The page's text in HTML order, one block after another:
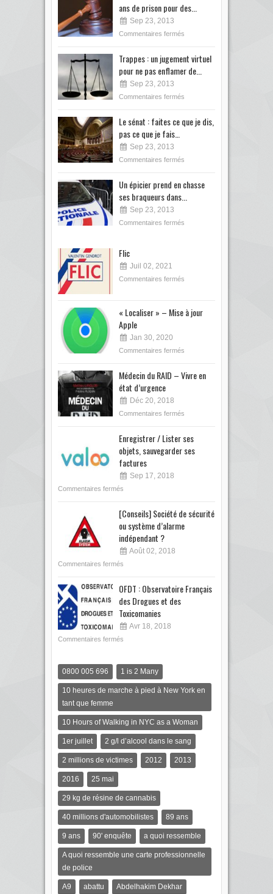
ans de prison pour des...
Sep 23, 2013
Commentaires fermés
Trappes : un jugement virtuel
pour ne pas enflamer de...
Sep 23, 2013
Commentaires fermés
Le sénat : faites ce que je dis,
pas ce que je fais…
Sep 23, 2013
Commentaires fermés
Un épicier prend en chasse
ses braqueurs dans...
Sep 23, 2013
Commentaires fermés
Flic
Juil 02, 2021
Commentaires fermés
« Localiser » – Mise à jour
Apple
Jan 30, 2020
Commentaires fermés
Médecin du RAID – Vivre en
état d’urgence
Déc 20, 2018
Commentaires fermés
Enregistrer / Lister ses
objets, sauvegarder ses
factures
Sep 17, 2018
Commentaires fermés
[Conseils] Société de sécurité
ou système d’alarme
indépendant ?
Août 02, 2018
Commentaires fermés
OFDT : Observatoire Français
des Drogues et des
Toxicomanies
Avr 18, 2018
Commentaires fermés
0800 005 696 1 is 2 Many
10 heures de marche à pied à New York en
tant que femme
10 Hours of Walking in NYC as a Woman
1er juillet 2 g/l d’alcool dans le sang
2 millions de victimes 2012 2013
2016 25 mai
29 kg de résine de cannabis
40 millions d'automobilistes 89 ans
9 ans 90' enquête a quoi ressemble
A quoi ressemble une carte professionnelle
de police
A9 abattu Abdelhakim Dekhar